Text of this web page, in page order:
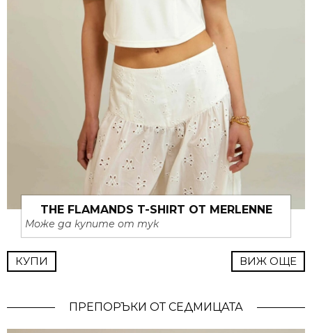
THE FLAMANDS T-SHIRT ОТ MERLENNE
Може да купите от тук
КУПИ ВИЖ ОЩЕ
ПРЕПОРЪКИ ОТ СЕДМИЦАТА